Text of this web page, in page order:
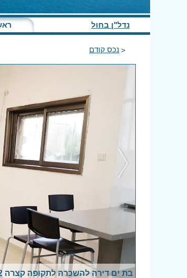
נדל"ן בחול
נכס קודם
בת ים דירה להשכרה לתקופה קצרה 2 חדרים 110$ ללילה